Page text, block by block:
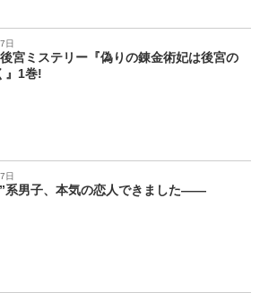
日
宮ミステリー『偽りの錬金術妃は後宮の
』1巻!
日
系男子、本気の恋人できました――